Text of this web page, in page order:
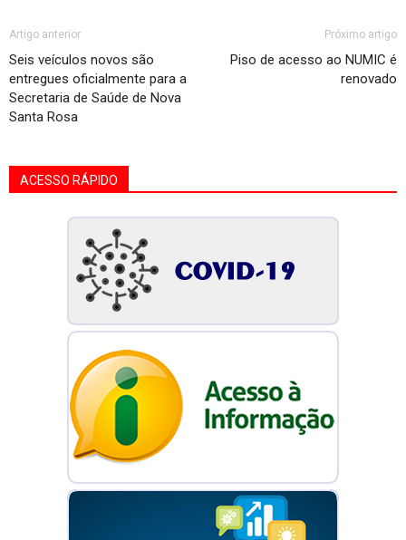
Artigo anterior
Seis veículos novos são
entregues oficialmente para a
Secretaria de Saúde de Nova
Santa Rosa
Próximo artigo
Piso de acesso ao NUMIC é
renovado
ACESSO RÁPIDO